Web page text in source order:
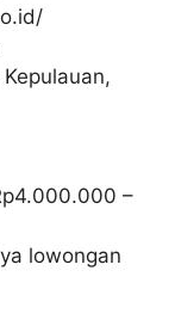
4.000.000 –
lowongan